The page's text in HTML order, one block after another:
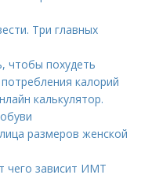
Три главных
чтобы похудеть
калорий
калькулятор.
размеров женской
чего зависит ИМТ